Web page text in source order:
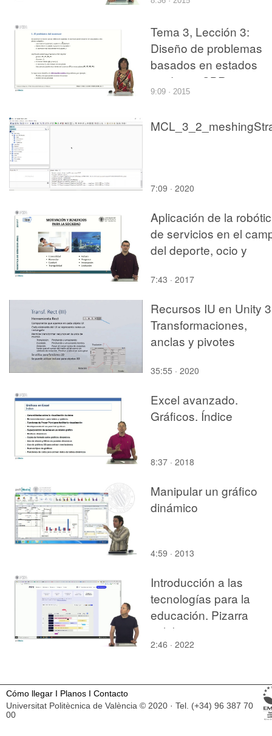
Tema 3, Lección 3:
Diseño de problemas
basados en estados
mediante SBR
9:09 · 2015
7:09 · 2020
Aplicación de la
de servicios en el
del deporte, ocio y
7:43 · 2017
Recursos IU en Unity
Transformaciones,
anclas y pivotes
35:55 · 2020
Excel avanzado.
Gráficos. Índice
8:37 · 2018
Manipular un gráfico
dinámico
4:59 · 2013
Introducción a las
tecnologías para la
educación. Pizarra
colaborativa
2:46 · 2022
Cómo llegar I Planos I Contacto
Universitat Politècnica de València © 2020 · Tel. (+34) 96 387 70
00